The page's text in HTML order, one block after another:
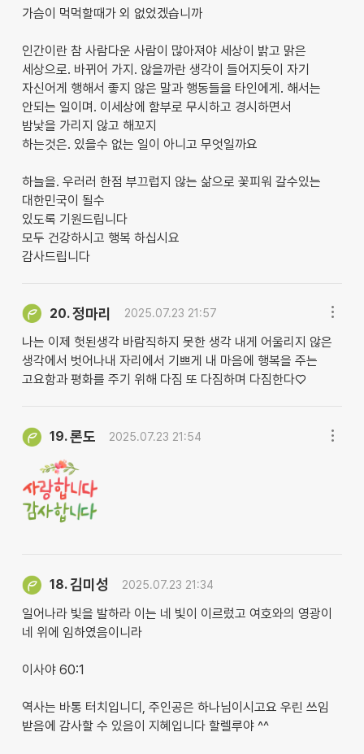
가슴이 먹먹할때가 외 없었겠습니까
인간이란 참 사람다운 사람이 많아져야 세상이 밝고 맑은
세상으로. 바뀌어 가지. 않을까란 생각이 들어지듯이 자기
자신어게 행해서 좋지 않은 말과 행동들을 타인에게. 해서는
안되는 일이며. 이세상에 함부로 무시하고 경시하면서
밤낯을 가리지 않고 해꼬지
하는것은. 있을수 없는 일이 아니고 무엇일까요
하늘을. 우러러 한점 부끄럽지 않는 삶으로 꽃피워 갈수있는
대한민국이 될수
있도록 기원드립니다
모두 건강하시고 행복 하십시요
감사드립니다
20.정마리 2025.07.23 21:57
나는 이제 헛된생각 바람직하지 못한 생각 내게 어울리지 않은
생각에서 벗어나내 자리에서 기쁘게 내 마음에 행복을 주는
고요함과 평화를 주기 위해 다짐 또 다짐하며 다짐한다♡
19.론도 2025.07.23 21:54
18.김미성 2025.07.23 21:34
일어나라 빛을 발하라 이는 네 빛이 이르렀고 여호와의 영광이
네 위에 임하였음이니라
이사야 60:1
역사는 바통 터치입니디, 주인공은 하나님이시고요 우린 쓰임
받음에 감사할 수 있음이 지혜입니다 할렐루야 ^^